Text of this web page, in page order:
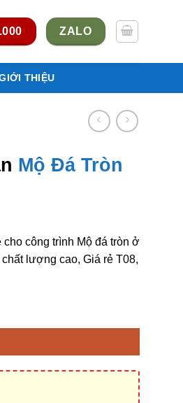
ZALO
THIỆU
Mộ Đá Tròn
công trình Mộ đá tròn ở
lượng cao, Giá rẻ T08,
số lượng